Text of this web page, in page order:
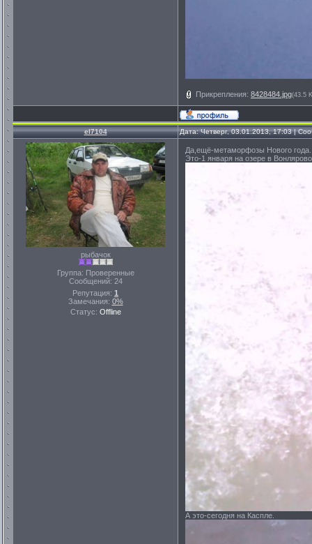
Прикрепления: 8428484.jpg(43.5
el7104 Дата: Четверг, 03.01.2013, 17:03 |
рыбачок
Группа: Проверенные
Сообщений: 24
Репутация: 1
Замечания: 0%
Статус: Offline
Да,ещё-метаморфозы Нового года.
Это-1 января на озере в
А это-сегодня на Каспле.